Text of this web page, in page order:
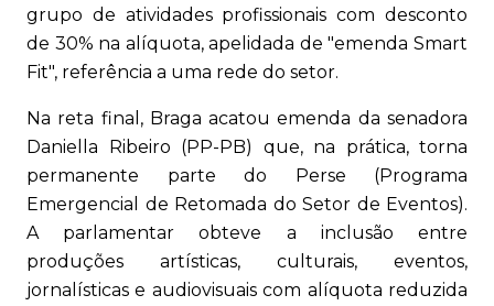
grupo de atividades profissionais com desconto
de 30% na alíquota, apelidada de "emenda Smart
Fit", referência a uma rede do setor.
Na reta final, Braga acatou emenda da senadora
Daniella Ribeiro (PP-PB) que, na prática, torna
permanente parte do Perse (Programa
Emergencial de Retomada do Setor de Eventos).
A parlamentar obteve a inclusão entre
produções artísticas, culturais, eventos,
jornalísticas e audiovisuais com alíquota reduzida